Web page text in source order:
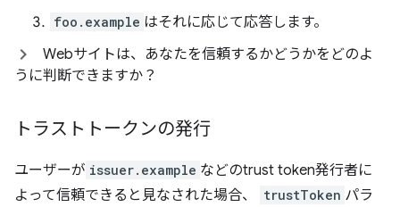
foo.example はそれに応じて応答します。
Webサイトは、あなたを信頼するかどうかをどのよ
うに判断できますか？
トラストトークンの発行
ユーザーが issuer.example などのtrust token発行者に
よって信頼できると見なされた場合、
trustToken パラ